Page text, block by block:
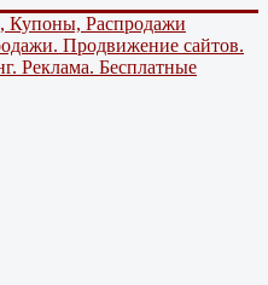
Продвижение сайтов.
Реклама. Бесплатные